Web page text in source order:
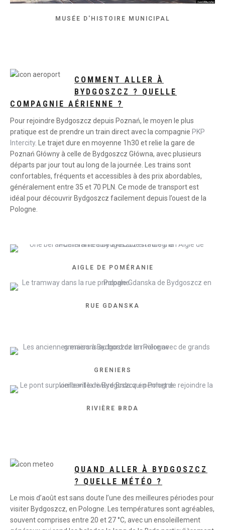
MUSÉE D'HISTOIRE MUNICIPAL
COMMENT ALLER À
BYDGOSZCZ ? QUELLE
COMPAGNIE AÉRIENNE ?
Pour rejoindre Bydgoszcz depuis Poznań, le moyen le plus
pratique est de prendre un train direct avec la compagnie PKP
Intercity. Le trajet dure en moyenne 1h30 et relie la gare de
Poznań Główny à celle de Bydgoszcz Główna, avec plusieurs
départs par jour tout au long de la journée. Les trains sont
confortables, fréquents et accessibles à des prix abordables,
généralement entre 35 et 70 PLN. Ce mode de transport est
idéal pour découvrir Bydgoszcz facilement depuis l’ouest de la
Pologne.
AIGLE DE POMÉRANIE
RUE GDANSKA
GRENIERS
RIVIÈRE BRDA
QUAND ALLER À BYDGOSZCZ
? QUELLE MÉTÉO ?
Le mois d’août est sans doute l’une des meilleures périodes pour
visiter Bydgoszcz, en Pologne. Les températures sont agréables,
souvent comprises entre 20 et 27 °C, avec un ensoleillement